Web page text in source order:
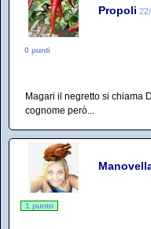
Propoli
0 punti
Magari il negretto si chiama
cognome però...
1 punto